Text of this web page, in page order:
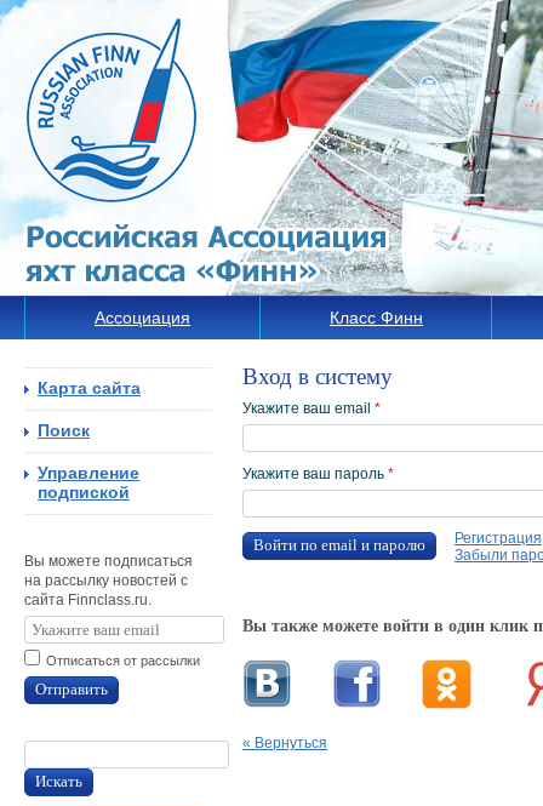
Ассоциация Класс Финн
Вход в систему
Укажите ваш email *
Укажите ваш пароль *
Войти по email и паролю
Регистрация
Забыли
Вы также можете войти в один клик
« Вернуться
Карта сайта
Поиск
Управление
подпиской
Вы можете подписаться
на рассылку новостей с
сайта Finnclass.ru.
Отписаться от рассылки
Отправить
Искать